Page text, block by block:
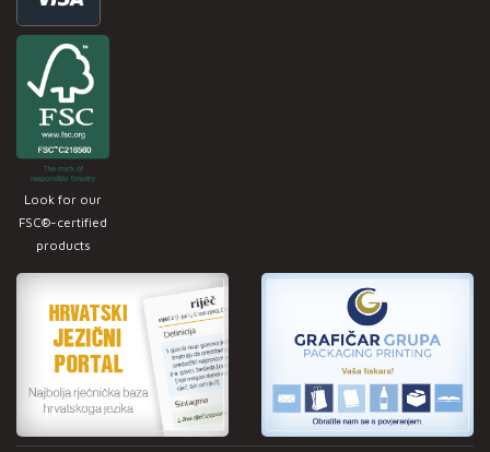
Look for our
FSC®-certified
products